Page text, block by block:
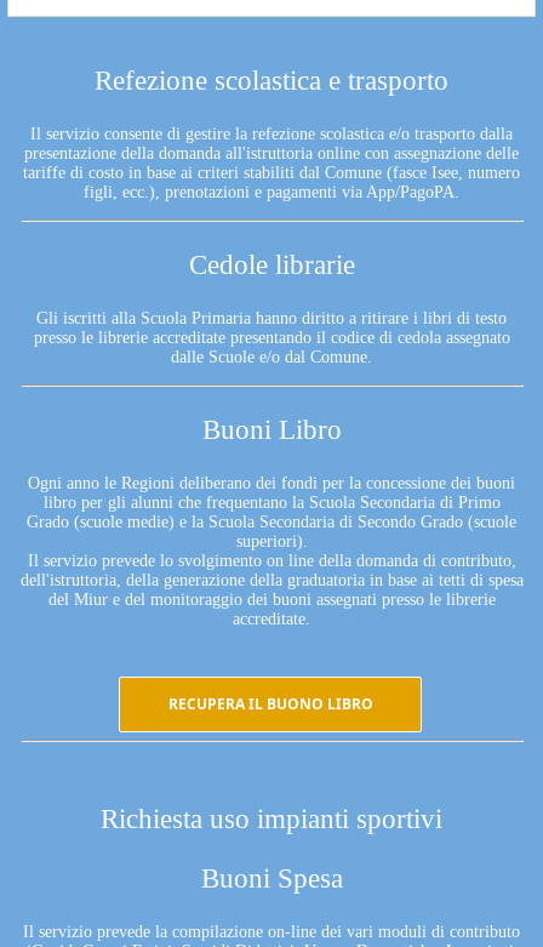
Refezione scolastica e trasporto
Il servizio consente di gestire la refezione scolastica e/o trasporto dalla
presentazione della domanda all'istruttoria online con assegnazione delle
tariffe di costo in base ai criteri stabiliti dal Comune (fasce Isee, numero
figli, ecc.), prenotazioni e pagamenti via App/PagoPA.
Cedole librarie
Gli iscritti alla Scuola Primaria hanno diritto a ritirare i libri di testo
presso le librerie accreditate presentando il codice di cedola assegnato
dalle Scuole e/o dal Comune.
Buoni Libro
Ogni anno le Regioni deliberano dei fondi per la concessione dei buoni
libro per gli alunni che frequentano la Scuola Secondaria di Primo
Grado (scuole medie) e la Scuola Secondaria di Secondo Grado (scuole
superiori).
Il servizio prevede lo svolgimento on line della domanda di contributo,
dell'istruttoria, della generazione della graduatoria in base ai tetti di spesa
del Miur e del monitoraggio dei buoni assegnati presso le librerie
accreditate.
RECUPERA IL BUONO LIBRO
Richiesta uso impianti sportivi
Buoni Spesa
Il servizio prevede la compilazione on-line dei vari moduli di contributo